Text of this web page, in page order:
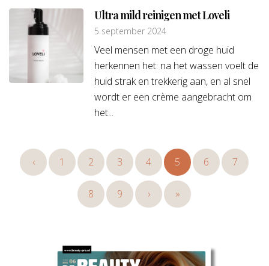
Ultra mild reinigen met Loveli
5 september 2024
Veel mensen met een droge huid
herkennen het: na het wassen voelt de
huid strak en trekkerig aan, en al snel
wordt er een crème aangebracht om
het...
‹ 1 2 3 4 5 6 7
8 9 › »